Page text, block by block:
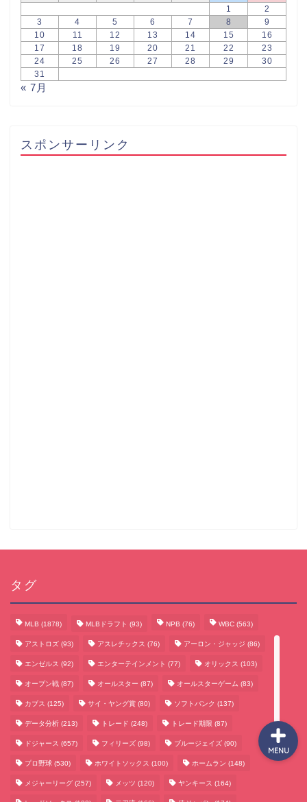
1
2
3
4 5 6 7 8
9
10
11 12 13 14 15
16
17
18 19 20 21 22
23
24
25 26 27 28 29
30
31
« 7月
スポンサーリンク
タグ
MLB (1878) MLBドラフト (93) NPB (76) WBC (563)
アストロズ (93) アスレチックス (76) アーロン・ジャッジ (86)
エンゼルス (92) エンターテインメント (77) オリックス (103)
オープン戦 (87) オールスター (87) オールスターゲーム (83)
カブス (125) サイ・ヤング賞 (80) ソフトバンク (137)
データ分析 (213) トレード (248) トレード期限 (87)
ドジャース (657) フィリーズ (98) ブルージェイズ (90)
プロ野球 (530) ホワイトソックス (100) ホームラン (148)
メジャーリーグ (257) メッツ (120) ヤンキース (164)
MENU
テクノロジーまとめ
ビジネス・経済まとめ